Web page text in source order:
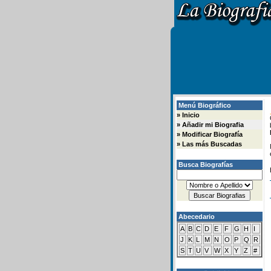
Menú Biográfico
» Inicio
» Añadir mi Biografia
» Modificar Biografía
» Las más Buscadas
Busca Biografías
Abecedario
A B C D E F G H
I
J
K L M N O P Q
R
S T U V W X Y Z #